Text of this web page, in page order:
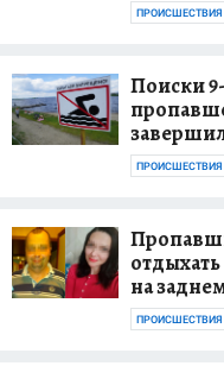
ПРОИСШЕСТВИЯ
Поиски
ПРОИСШЕСТВИЯ
на
ПРОИСШЕСТВИЯ